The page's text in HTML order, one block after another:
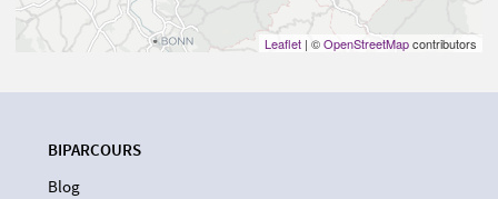
Leaflet | ©OpenStreetMapcontributors
BIPARCOURS
Blog